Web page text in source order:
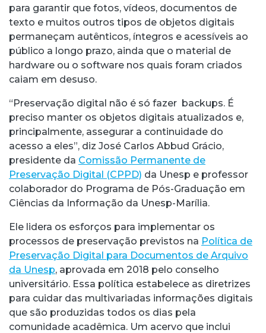
para garantir que fotos, vídeos, documentos de
texto e muitos outros tipos de objetos digitais
permaneçam autênticos, íntegros e acessíveis ao
público a longo prazo, ainda que o material de
hardware ou o software nos quais foram criados
caiam em desuso.
“Preservação digital não é só fazer backups. É
preciso manter os objetos digitais atualizados e,
principalmente, assegurar a continuidade do
acesso a eles”, diz José Carlos Abbud Grácio,
presidente da Comissão Permanente de
Preservação Digital (CPPD) da Unesp e professor
colaborador do Programa de Pós-Graduação em
Ciências da Informação da Unesp-Marília.
Ele lidera os esforços para implementar os
processos de preservação previstos na Política de
Preservação Digital para Documentos de Arquivo
da Unesp, aprovada em 2018 pelo conselho
universitário. Essa política estabelece as diretrizes
para cuidar das multivariadas informações digitais
que são produzidas todos os dias pela
comunidade acadêmica. Um acervo que inclui